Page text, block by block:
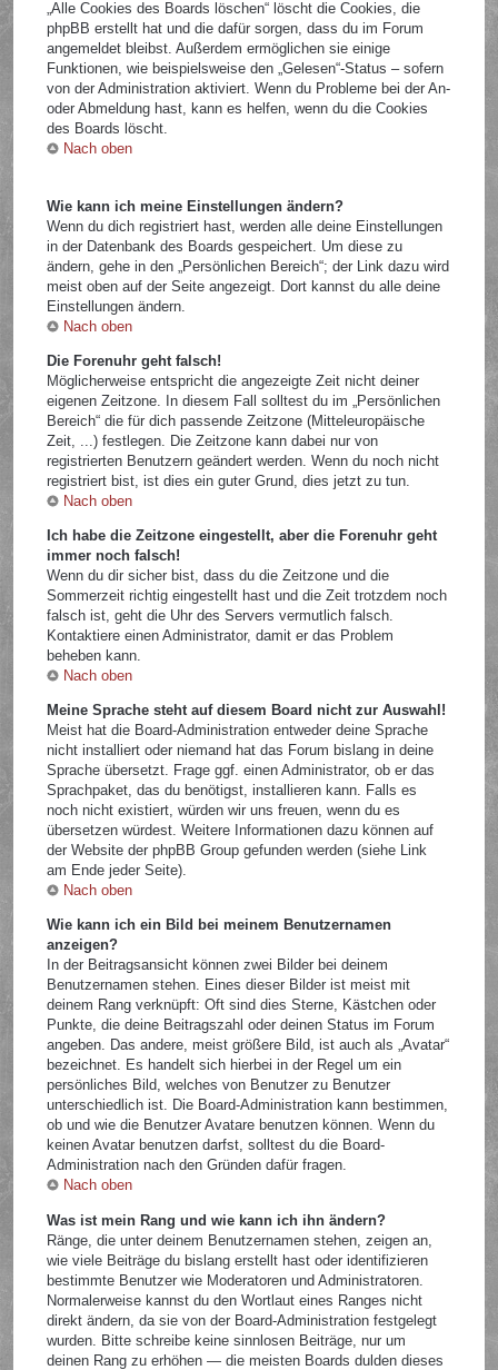
„Alle Cookies des Boards löschen“ löscht die Cookies, die
phpBB erstellt hat und die dafür sorgen, dass du im Forum
angemeldet bleibst. Außerdem ermöglichen sie einige
Funktionen, wie beispielsweise den „Gelesen“-Status – sofern
von der Administration aktiviert. Wenn du Probleme bei der An-
oder Abmeldung hast, kann es helfen, wenn du die Cookies
des Boards löscht.
Nach oben
Wie kann ich meine Einstellungen ändern?
Wenn du dich registriert hast, werden alle deine Einstellungen
in der Datenbank des Boards gespeichert. Um diese zu
ändern, gehe in den „Persönlichen Bereich“; der Link dazu wird
meist oben auf der Seite angezeigt. Dort kannst du alle deine
Einstellungen ändern.
Nach oben
Die Forenuhr geht falsch!
Möglicherweise entspricht die angezeigte Zeit nicht deiner
eigenen Zeitzone. In diesem Fall solltest du im „Persönlichen
Bereich“ die für dich passende Zeitzone (Mitteleuropäische
Zeit, ...) festlegen. Die Zeitzone kann dabei nur von
registrierten Benutzern geändert werden. Wenn du noch nicht
registriert bist, ist dies ein guter Grund, dies jetzt zu tun.
Nach oben
Ich habe die Zeitzone eingestellt, aber die Forenuhr geht
immer noch falsch!
Wenn du dir sicher bist, dass du die Zeitzone und die
Sommerzeit richtig eingestellt hast und die Zeit trotzdem noch
falsch ist, geht die Uhr des Servers vermutlich falsch.
Kontaktiere einen Administrator, damit er das Problem
beheben kann.
Nach oben
Meine Sprache steht auf diesem Board nicht zur Auswahl!
Meist hat die Board-Administration entweder deine Sprache
nicht installiert oder niemand hat das Forum bislang in deine
Sprache übersetzt. Frage ggf. einen Administrator, ob er das
Sprachpaket, das du benötigst, installieren kann. Falls es
noch nicht existiert, würden wir uns freuen, wenn du es
übersetzen würdest. Weitere Informationen dazu können auf
der Website der phpBB Group gefunden werden (siehe Link
am Ende jeder Seite).
Nach oben
Wie kann ich ein Bild bei meinem Benutzernamen
anzeigen?
In der Beitragsansicht können zwei Bilder bei deinem
Benutzernamen stehen. Eines dieser Bilder ist meist mit
deinem Rang verknüpft: Oft sind dies Sterne, Kästchen oder
Punkte, die deine Beitragszahl oder deinen Status im Forum
angeben. Das andere, meist größere Bild, ist auch als „Avatar“
bezeichnet. Es handelt sich hierbei in der Regel um ein
persönliches Bild, welches von Benutzer zu Benutzer
unterschiedlich ist. Die Board-Administration kann bestimmen,
ob und wie die Benutzer Avatare benutzen können. Wenn du
keinen Avatar benutzen darfst, solltest du die Board-
Administration nach den Gründen dafür fragen.
Nach oben
Was ist mein Rang und wie kann ich ihn ändern?
Ränge, die unter deinem Benutzernamen stehen, zeigen an,
wie viele Beiträge du bislang erstellt hast oder identifizieren
bestimmte Benutzer wie Moderatoren und Administratoren.
Normalerweise kannst du den Wortlaut eines Ranges nicht
direkt ändern, da sie von der Board-Administration festgelegt
wurden. Bitte schreibe keine sinnlosen Beiträge, nur um
deinen Rang zu erhöhen — die meisten Boards dulden dieses